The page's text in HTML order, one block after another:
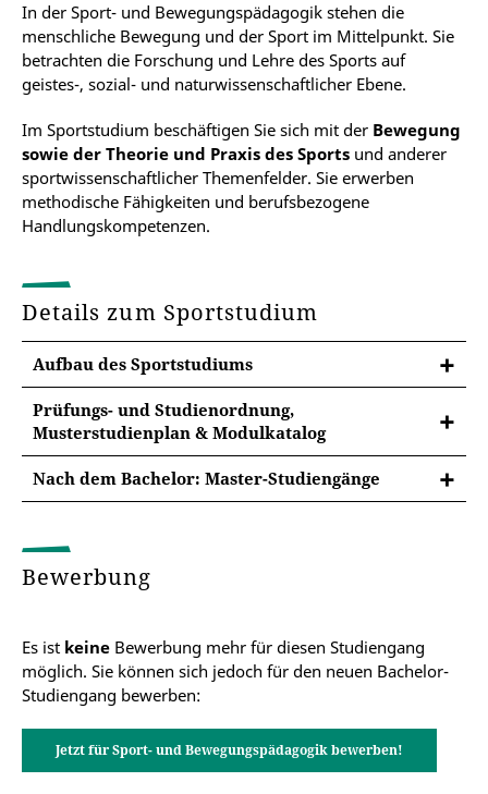
In der Sport- und Bewegungspädagogik stehen die
menschliche Bewegung und der Sport im Mittelpunkt. Sie
betrachten die Forschung und Lehre des Sports auf
geistes-, sozial- und naturwissenschaftlicher Ebene.
Im Sportstudium beschäftigen Sie sich mit der Bewegung
sowie der Theorie und Praxis des Sports und anderer
sportwissenschaftlicher Themenfelder. Sie erwerben
methodische Fähigkeiten und berufsbezogene
Handlungskompetenzen.
Details zum Sportstudium
Aufbau des Sportstudiums
Prüfungs- und Studienordnung,
Musterstudienplan & Modulkatalog
In der jeweiligen Prüfungsordnung finden Sie
wichtige Informationen zu den Studienzielen und -
des Studiums sowie den Lehreinheiten und
Modulprüfungen.
Nach dem Bachelor: Master-Studiengänge
Master of Education Grundschule
Master of Education Förderpädagogik
Master of Education berufsbildende
Schulen
Bewerbung
Es ist keine Bewerbung mehr für diesen Studiengang
möglich. Sie können sich jedoch für den neuen Bachelor-
Studiengang bewerben:
Jetzt für Sport- und Bewegungspädagogik bewerben!